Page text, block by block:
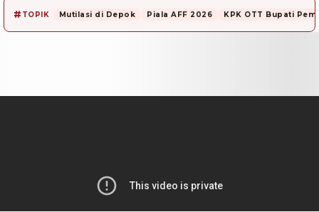
# TOPIK Mutilasi di Depok Piala AFF 2026 KPK OTT Bupati